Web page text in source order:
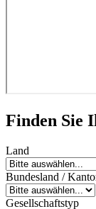
Finden Sie
Land
Bundesland /
Gesellschaftstyp